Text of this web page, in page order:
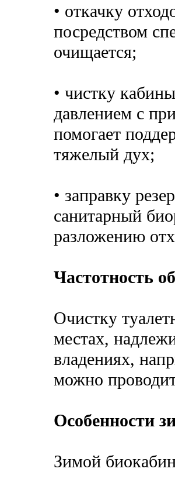
• откачку
посредством
очищается;
• чистку
давлением с
помогает
тяжелый дух;
• заправку
санитарный
разложению
Частотность
Очистку
местах,
владениях,
можно
Особенности
Зимой